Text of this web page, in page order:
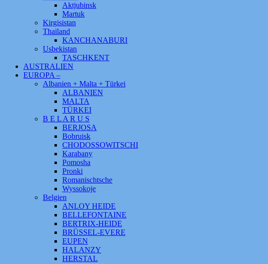
Aktjubinsk
Martuk
Kirgisistan
Thailand
KANCHANABURI
Usbekistan
TASCHKENT
AUSTRALIEN
EUROPA –
Albanien + Malta + Türkei
ALBANIEN
MALTA
TÜRKEI
B E L A R U S
BERJOSA
Bobruisk
CHODOSSOWITSCHI
Karabany
Pomosha
Pronki
Romanischtsche
Wyssokoje
Belgien
ANLOY HEIDE
BELLEFONTAINE
BERTRIX-HEIDE
BRÜSSEL-EVERE
EUPEN
HALANZY
HERSTAL